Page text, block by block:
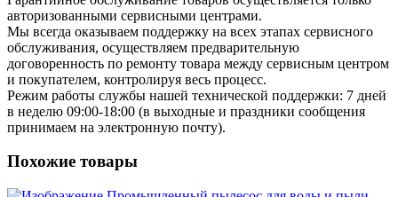
авторизованными сервисными центрами.
Мы всегда оказываем поддержку на всех этапах сервисного
обслуживания, осуществляем предварительную
договоренность по ремонту товара между сервисным центром
и покупателем, контролируя весь процесс.
Режим работы службы нашей технической поддержки: 7 дней
в неделю 09:00-18:00 (в выходные и праздники сообщения
принимаем на электронную почту).
Похожие товары